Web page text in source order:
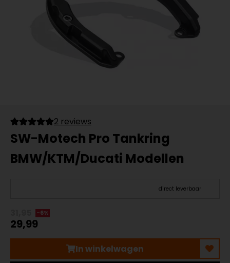
2 reviews
SW-Motech Pro Tankring
BMW/KTM/Ducati Modellen
direct leverbaar
-6%
29,99
In winkelwagen